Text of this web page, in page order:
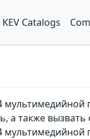
KEV Catalogs
также вызвать